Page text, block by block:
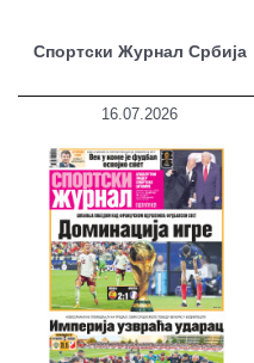
Спортски Журнал Србија
16.07.2026